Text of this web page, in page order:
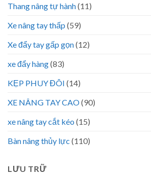
Thang nâng tự hành(11)
Xe nâng tay thấp (59)
Xe đẩy tay gấp gọn(12)
xe đẩy hàng(83)
KẸP PHUY ĐÔI (14)
XE NÂNG TAY CAO(90)
xe nâng tay cắt kéo (15)
Bàn nâng thủy lực (110)
LƯU TRỮ